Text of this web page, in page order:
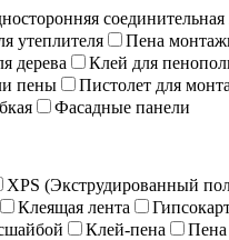
соединительная
утеплителя Пена
дерева Клей для
пены Пистолет для
Фасадные панели
XPS (Экструдированный
Клеящая лента
Клей-пена Пена